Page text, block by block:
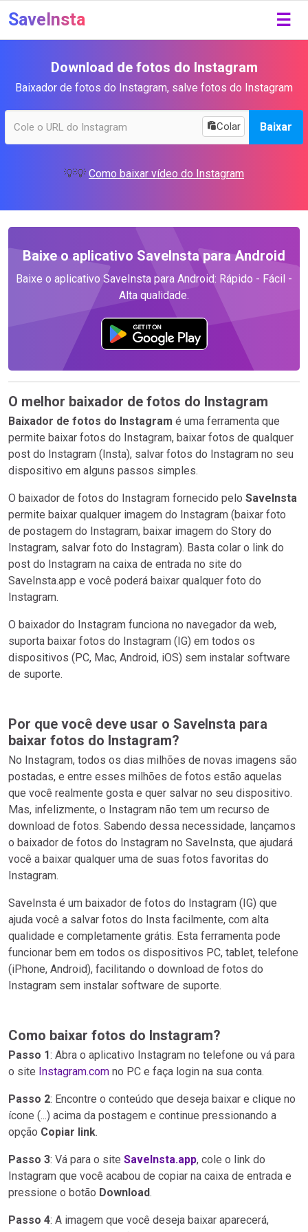
SaveInsta ☰
Download de fotos do Instagram
Baixador de fotos do Instagram, salve fotos do Instagram
Colar Baixar
💡💡 Como baixar vídeo do Instagram
Baixe o aplicativo SaveInsta para Android
Baixe o aplicativo SaveInsta para Android: Rápido - Fácil -
Alta qualidade.
O melhor baixador de fotos do Instagram
Baixador de fotos do Instagram é uma ferramenta que
permite baixar fotos do Instagram, baixar fotos de qualquer
post do Instagram (Insta), salvar fotos do Instagram no seu
dispositivo em alguns passos simples.
O baixador de fotos do Instagram fornecido pelo SaveInsta
permite baixar qualquer imagem do Instagram (baixar foto
de postagem do Instagram, baixar imagem do Story do
Instagram, salvar foto do Instagram). Basta colar o link do
post do Instagram na caixa de entrada no site do
SaveInsta.app e você poderá baixar qualquer foto do
Instagram.
O baixador do Instagram funciona no navegador da web,
suporta baixar fotos do Instagram (IG) em todos os
dispositivos (PC, Mac, Android, iOS) sem instalar software
de suporte.
Por que você deve usar o SaveInsta para
baixar fotos do Instagram?
No Instagram, todos os dias milhões de novas imagens são
postadas, e entre esses milhões de fotos estão aquelas
que você realmente gosta e quer salvar no seu dispositivo.
Mas, infelizmente, o Instagram não tem um recurso de
download de fotos. Sabendo dessa necessidade, lançamos
o baixador de fotos do Instagram no SaveInsta, que ajudará
você a baixar qualquer uma de suas fotos favoritas do
Instagram.
SaveInsta é um baixador de fotos do Instagram (IG) que
ajuda você a salvar fotos do Insta facilmente, com alta
qualidade e completamente grátis. Esta ferramenta pode
funcionar bem em todos os dispositivos PC, tablet, telefone
(iPhone, Android), facilitando o download de fotos do
Instagram sem instalar software de suporte.
Como baixar fotos do Instagram?
Passo 1: Abra o aplicativo Instagram no telefone ou vá para
o site Instagram.com no PC e faça login na sua conta.
Passo 2: Encontre o conteúdo que deseja baixar e clique no
ícone (...) acima da postagem e continue pressionando a
opção Copiar link.
Passo 3: Vá para o site SaveInsta.app, cole o link do
Instagram que você acabou de copiar na caixa de entrada e
pressione o botão Download.
Passo 4: A imagem que você deseja baixar aparecerá,